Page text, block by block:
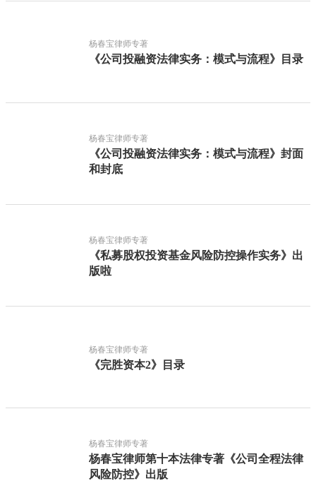
杨春宝律师专著
《公司投融资法律实务：模式与流程》目录
杨春宝律师专著
《公司投融资法律实务：模式与流程》封面
和封底
杨春宝律师专著
《私募股权投资基金风险防控操作实务》出
版啦
杨春宝律师专著
《完胜资本2》目录
杨春宝律师专著
杨春宝律师第十本法律专著《公司全程法律
风险防控》出版